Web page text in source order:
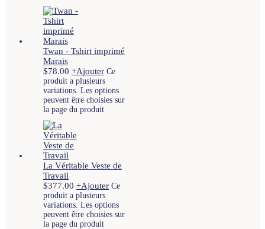
Twan - Tshirt imprimé
Marais
$78.00 +Ajouter Ce
produit a plusieurs
variations. Les options
peuvent être choisies sur
la page du produit
La Véritable Veste de
Travail
$377.00 +Ajouter Ce
produit a plusieurs
variations. Les options
peuvent être choisies sur
la page du produit